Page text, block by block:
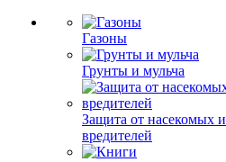
Газоны
Грунты и мульча
Защита от насекомых и
вредителей